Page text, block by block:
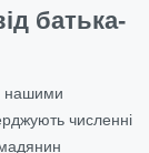
батька-
нашими
численні